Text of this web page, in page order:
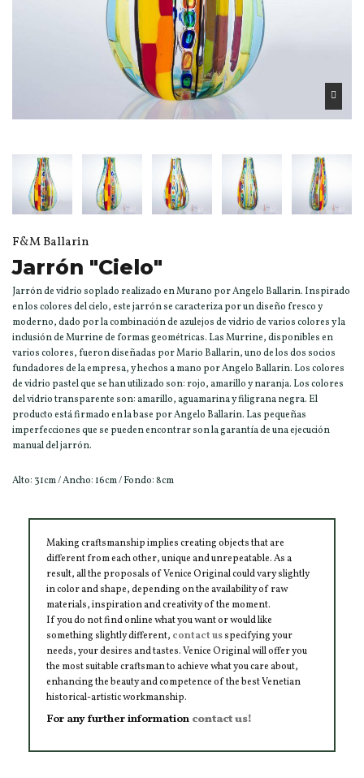
F&M Ballarin
Jarrón "Cielo"
Jarrón de vidrio soplado realizado en Murano por Angelo Ballarin. Inspirado
en los colores del cielo, este jarrón se caracteriza por un diseño fresco y
moderno, dado por la combinación de azulejos de vidrio de varios colores y la
inclusión de Murrine de formas geométricas. Las Murrine, disponibles en
varios colores, fueron diseñadas por Mario Ballarin, uno de los dos socios
fundadores de la empresa, y hechos a mano por Angelo Ballarin. Los colores
de vidrio pastel que se han utilizado son: rojo, amarillo y naranja. Los colores
del vidrio transparente son: amarillo, aguamarina y filigrana negra. El
producto está firmado en la base por Angelo Ballarin. Las pequeñas
imperfecciones que se pueden encontrar son la garantía de una ejecución
manual del jarrón.
Alto: 31cm / Ancho: 16cm / Fondo: 8cm
Making craftsmanship implies creating objects that are
different from each other, unique and unrepeatable. As a
result, all the proposals of Venice Original could vary slightly
in color and shape, depending on the availability of raw
materials, inspiration and creativity of the moment.
If you do not find online what you want or would like
something slightly different, contact usspecifying your
needs, your desires and tastes. Venice Original will offer you
the most suitable craftsman to achieve what you care about,
enhancing the beauty and competence of the best Venetian
historical-artistic workmanship.
For any further information contact us!